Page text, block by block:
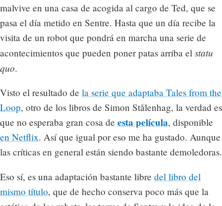
malvive en una casa de acogida al cargo de Ted, que se
pasa el día metido en Sentre. Hasta que un día recibe la
visita de un robot que pondrá en marcha una serie de
acontecimientos que pueden poner patas arriba el statu
quo.
Visto el resultado de la serie que adaptaba Tales from the
Loop, otro de los libros de Simon Stålenhag, la verdad es
que no esperaba gran cosa de esta película, disponible
en Netflix. Así que igual por eso me ha gustado. Aunque
las críticas en general están siendo bastante demoledoras.
Eso sí, es una adaptación bastante libre del libro del
mismo título, que de hecho conserva poco más que la